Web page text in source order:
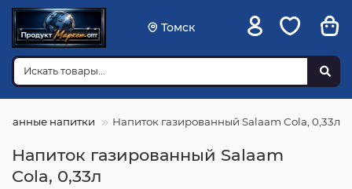
Томск
напитки Напиток газированный Salaam Cola, 0,33л
Напиток газированный Salaam
Cola, 0,33л